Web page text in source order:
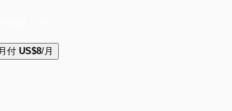
月付 US$8/月